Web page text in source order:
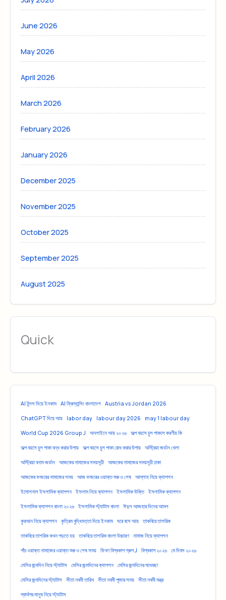
June 2026
May 2026
April 2026
March 2026
February 2026
January 2026
December 2025
November 2025
October 2025
September 2025
August 2025
Quick
AI টুলস দিয়ে ইনকাম AI ফ্রিল্যান্সিং বাংলাদেশ Austria vs Jordan 2026
ChatGPT দিয়ে আয় labor day labour day 2026 may 1 labour day
World Cup 2026 Group J অনলাইনে আয় ২০২৬ অল্প বয়সে চুল পাকলে করণীয় কি
অল্প বয়সে চুল পাকা বন্ধ করার উপায় অল্প বয়সে চুল পাকা রোধ করার উপায় অস্ট্রিয়া জর্ডান খেলা
অস্ট্রিয়া বনাম জর্ডান আজকের নামাজের সময়সূচী আজকের নামাজের সময়সূচী ঢাকা
আজকের ফজরের নামাজের সময় আজ ফজরের ওয়াক্ত শুরু ও শেষ আল্লাহ নিয়ে ক্যাপশন
ইমোশনাল ইসলামিক ক্যাপশন ইসলাম নিয়ে ক্যাপশন ইসলামিক উক্তি ইসলামিক ক্যাপশন
ইসলামিক ক্যাপশন বাংলা ২০২৬ ইসলামিক স্ট্যাটাস বাংলা ঈদুল আজহার দিনের আমল
কুরআন নিয়ে ক্যাপশন কৃত্রিম বুদ্ধিমত্তা দিয়ে ইনকাম ঘরে বসে আয় তাকবিরে তাশরিক
তাকবিরে তাশরিক কখন পড়তে হয় তাকবিরে তাশরিক বাংলা উচ্চারণ নামাজ নিয়ে ক্যাপশন
পাঁচ ওয়াক্ত নামাজের ওয়াক্ত শুরু ও শেষ সময় ফিফা বিশ্বকাপ গ্রুপ J বিশ্বকাপ ২০২৬ মে দিবস ২০২৬
মেসির জন্মদিন নিয়ে স্ট্যাটাস মেসির জন্মদিনের ক্যাপশন মেসির জন্মদিনের শুভেচ্ছা
মেসির জন্মদিনের স্ট্যাটাস সীতা নবমী তারিখ সীতা নবমী পূজার সময় সীতা নবমী মন্ত্র
স্বার্থপর মানুষ নিয়ে স্ট্যাটাস